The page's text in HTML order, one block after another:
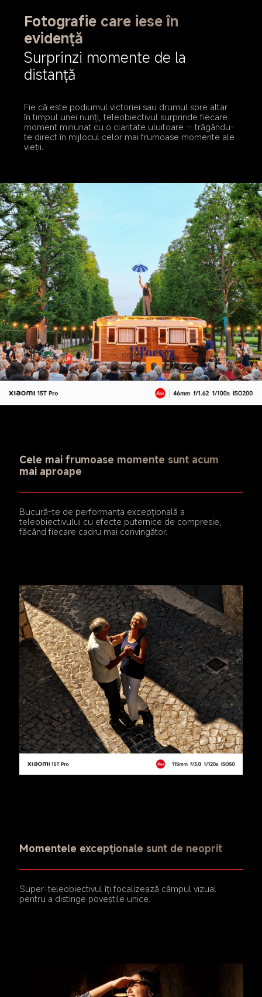
Fotografie care iese în
evidență
Surprinzi momente de la
distanță
Fie că este podiumul victoriei sau drumul spre altar
în timpul unei nunți, teleobiectivul surprinde fiecare
moment minunat cu o claritate uluitoare — trăgându-
te direct în mijlocul celor mai frumoase momente ale
vieții.
Cele mai frumoase momente sunt acum
mai aproape
Bucură-te de performanța excepțională a
teleobiectivului cu efecte puternice de compresie,
făcând fiecare cadru mai convingător.
Momentele excepționale sunt de neoprit
Super-teleobiectivul îți focalizează câmpul vizual
pentru a distinge poveștile unice.